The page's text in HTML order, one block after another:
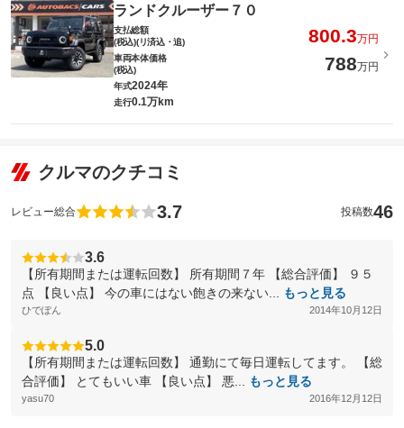
ランドクルーザー７０
支払総額
(税込)(リ済込・追)
800.3万円
車両本体価格
(税込)
788万円
年式2024年
走行0.1万km
クルマのクチコミ
レビュー総合 3.7 投稿数46
3.6
【所有期間または運転回数】 所有期間７年 【総合評価】 ９５
点 【良い点】 今の車にはない飽きの来ない...
もっと見る
ひでぽん 2014年10月12日
5.0
【所有期間または運転回数】 通勤にて毎日運転してます。 【総
合評価】 とてもいい車 【良い点】 悪...
もっと見る
yasu70 2016年12月12日